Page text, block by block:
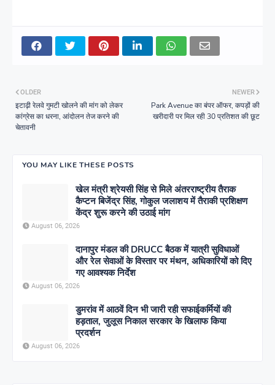
NEWER
Park Avenue का बंपर ऑफर, कपड़ों की
खरीदारी पर मिल रही 30 प्रतिशत की छूट
OLDER
इटाढ़ी रेलवे गुमटी खोलने की मांग को लेकर
कांग्रेस का धरना, आंदोलन तेज करने की
चेतावनी
YOU MAY LIKE THESE POSTS
खेल मंत्री श्रेयसी सिंह से मिले अंतरराष्ट्रीय तैराक
कैप्टन बिजेंद्र सिंह, गोकुल जलाशय में तैराकी प्रशिक्षण
केंद्र शुरू करने की उठाई मांग
August 06, 2026
दानापुर मंडल की DRUCC बैठक में यात्री सुविधाओं
और रेल सेवाओं के विस्तार पर मंथन, अधिकारियों को दिए
गए आवश्यक निर्देश
August 06, 2026
डुमरांव में आठवें दिन भी जारी रही सफाईकर्मियों की
हड़ताल, जुलूस निकाल सरकार के खिलाफ किया
प्रदर्शन
August 06, 2026